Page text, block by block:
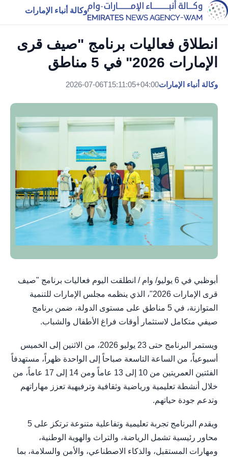
وكالة أنباء الإمارات
انطلاق فعاليات برنامج "صيف قرى
الإمارات 2026" في 5 مناطق
وكالة أنباء الإمارات2026-07-06T15:11:05+04:00
أبوظبي في 6 يوليو/ وام / انطلقت اليوم فعاليات برنامج "صيف
قرى الإمارات 2026"، الذي ينظمه مجلس الإمارات للتنمية
المتوازنة، في 5 مناطق على مستوى الدولة، ضمن برنامج
صيفي متكامل لاستثمار أوقات فراغ الأطفال والشباب.
ويستمر البرنامج حتى 23 يوليو 2026، من الاثنين إلى الخميس
أسبوعياً، من الساعة التاسعة صباحاً إلى الواحدة ظهراً، مستهدفاً
الفئتين العمريتين من 10 إلى 13 عاماً ومن 14 إلى 17 عاماً، من
خلال أنشطة تعليمية ورياضية وثقافية وترفيهية تعزز مهاراتهم
وتدعم جودة حياتهم.
ويقدم البرنامج تجربة تعليمية وتفاعلية متنوعة ترتكز على 5
محاور رئيسية تشمل الرياضة، والتراث والهوية الوطنية،
ومهارات المستقبل، والذكاء الاصطناعي، والأمن والسلامة، بما